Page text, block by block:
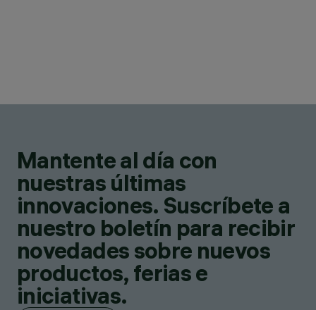
Mantente al día con
nuestras últimas
innovaciones. Suscríbete a
nuestro boletín para recibir
novedades sobre nuevos
productos, ferias e
iniciativas.